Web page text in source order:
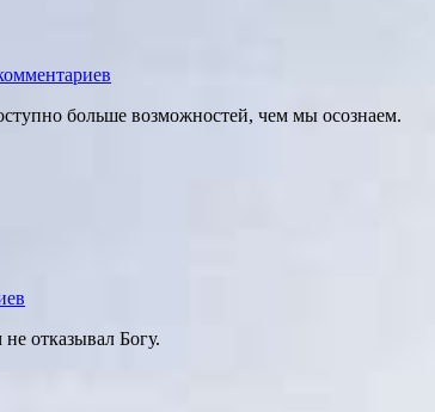
больше возможностей, чем мы осознаем.
отказывал Богу.